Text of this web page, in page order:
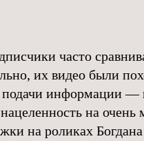
часто
их видео были
информации —
на
на роликах